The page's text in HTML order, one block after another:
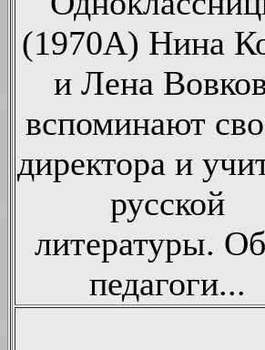
(1970А) Нина
и Лена
вспоминают
директора и
русской
литературы.
педагоги...